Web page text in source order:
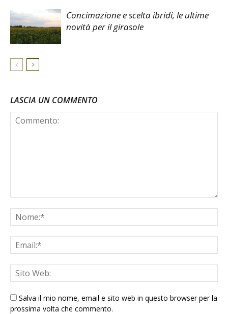
Concimazione e scelta ibridi, le ultime
novità per il girasole
LASCIA UN COMMENTO
Salva il mio nome, email e sito web in questo browser per la
prossima volta che commento.